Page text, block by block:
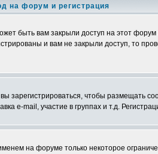
на форум и регистрация
быть вам закрыли доступ на этот
и вам не закрыли доступ, то
зарегистрироваться, чтобы размещать
mail, участие в группах и т.д.
на форуме только некоторое